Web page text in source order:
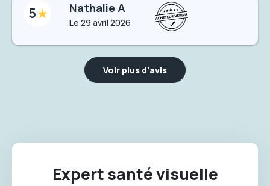
5 Nathalie A
Le 29 avril 2026
Voir plus d'avis
Expert santé visuelle